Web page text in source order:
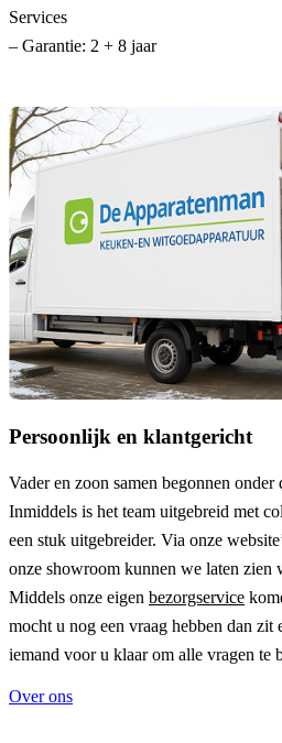
Services
– Garantie: 2 + 8 jaar
Persoonlijk en klantgericht
Vader en zoon samen begonnen onder
Inmiddels is het team uitgebreid met
een stuk uitgebreider. Via onze
onze showroom kunnen we laten zien
Middels onze eigen bezorgservice
mocht u nog een vraag hebben dan zit
iemand voor u klaar om alle vragen te
Over ons